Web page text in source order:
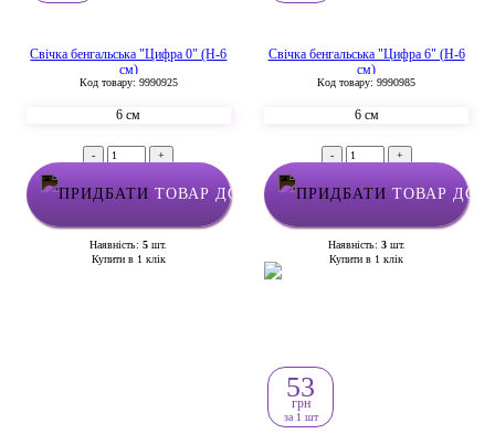
Свічка бенгальська "Цифра 0" (H-6
см)
Код товару: 9990925
6 см
- +
ТОВАР ДОДАНО У КОШИК
Наявність:5 шт.
Купити в 1 клік
Свічка бенгальська "Цифра 6" (H-6
см)
Код товару: 9990985
6 см
- +
ТОВАР
Наявність: 3шт.
Купити в 1 клік
53
грн
за 1 шт